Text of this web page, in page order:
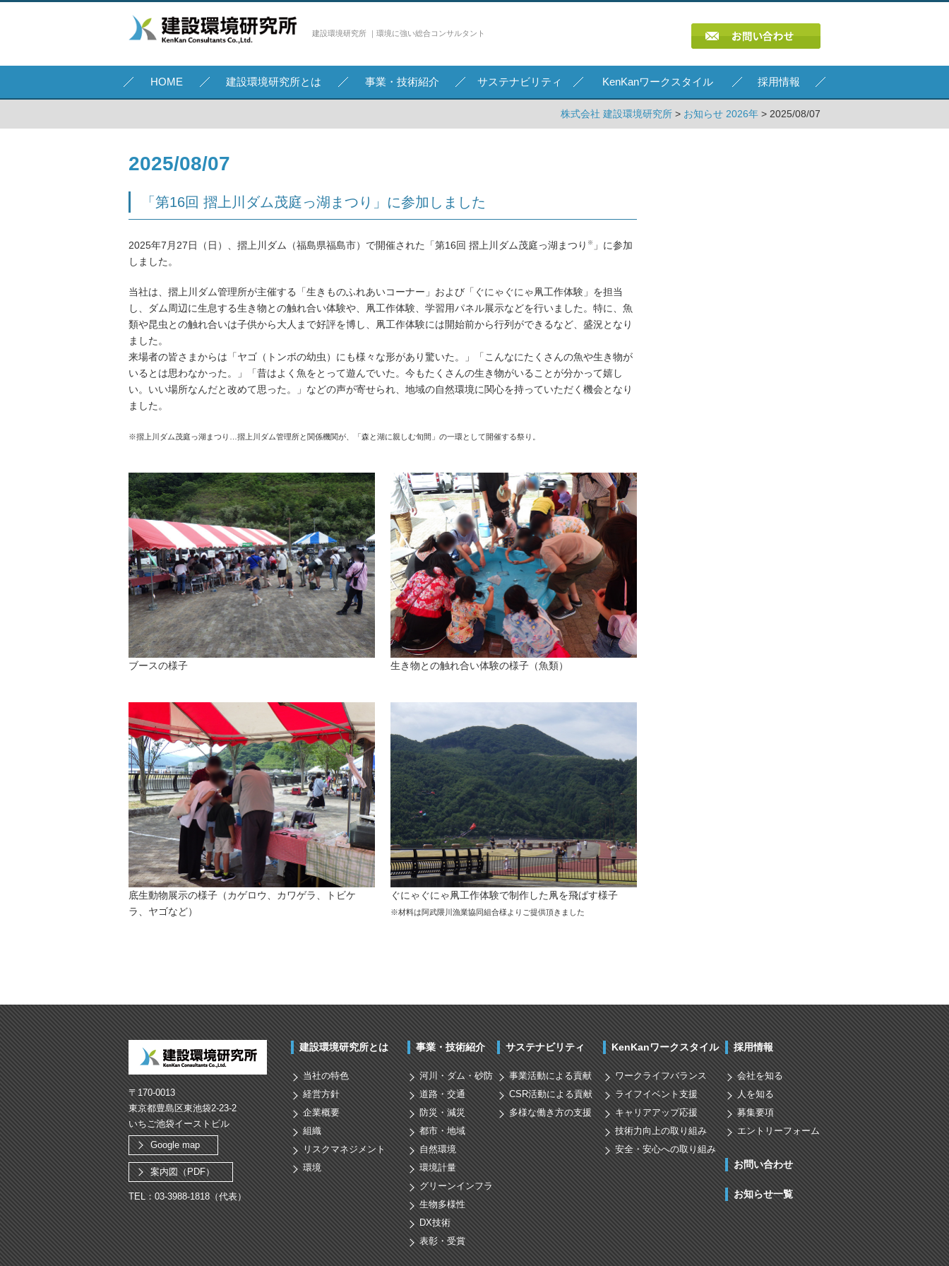
建設環境研究所 ｜環境に強い総合コンサルタント
HOME 建設環境研究所とは 事業・技術紹介 サステナビリティ KenKanワークスタイル 採用情報
株式会社 建設環境研究所 > お知らせ 2026年 > 2025/08/07
2025/08/07
「第16回 摺上川ダム茂庭っ湖まつり」に参加しました
2025年7月27日（日）、摺上川ダム（福島県福島市）で開催された「第16回 摺上川ダム茂庭っ湖まつり ※ 」に参加
しました。
当社は、摺上川ダム管理所が主催する「生きものふれあいコーナー」および「ぐにゃぐにゃ凧工作体験」を担当
し、ダム周辺に生息する生き物との触れ合い体験や、凧工作体験、学習用パネル展示などを行いました。特に、魚
類や昆虫との触れ合いは子供から大人まで好評を博し、凧工作体験には開始前から行列ができるなど、盛況となり
ました。
来場者の皆さまからは「ヤゴ（トンボの幼虫）にも様々な形があり驚いた。」「こんなにたくさんの魚や生き物が
いるとは思わなかった。」「昔はよく魚をとって遊んでいた。今もたくさんの生き物がいることが分かって嬉し
い。いい場所なんだと改めて思った。」などの声が寄せられ、地域の自然環境に関心を持っていただく機会となり
ました。
※摺上川ダム茂庭っ湖まつり…摺上川ダム管理所と関係機関が、「森と湖に親しむ旬間」の一環として開催する祭り。
ブースの様子 生き物との触れ合い体験の様子（魚類）
底生動物展示の様子（カゲロウ、カワゲラ、トビケ
ラ、ヤゴなど）
ぐにゃぐにゃ凧工作体験で制作した凧を飛ばす様子
※材料は阿武隈川漁業協同組合様よりご提供頂きました
〒170-0013
東京都豊島区東池袋2-23-2
いちご池袋イーストビル
Google map
案内図（PDF）
TEL：03-3988-1818（代表）
建設環境研究所とは
当社の特色
経営方針
企業概要
組織
リスクマネジメント
環境
事業・技術紹介
河川・ダム・砂防
道路・交通
防災・減災
都市・地域
自然環境
環境計量
グリーンインフラ
生物多様性
DX技術
表彰・受賞
サステナビリティ
事業活動による貢献
CSR活動による貢献
多様な働き方の支援
KenKanワークスタイル
ワークライフバランス
ライフイベント支援
キャリアアップ応援
技術力向上の取り組み
安全・安心への取り組み
採用情報
会社を知る
人を知る
募集要項
エントリーフォーム
お問い合わせ
お知らせ一覧